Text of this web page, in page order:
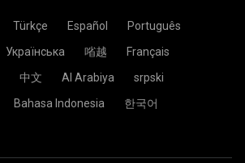
Türkçe Español
Português
Українська 㗂越
Français
中文 Al Arabiya
srpski
Bahasa Indonesia
한국어